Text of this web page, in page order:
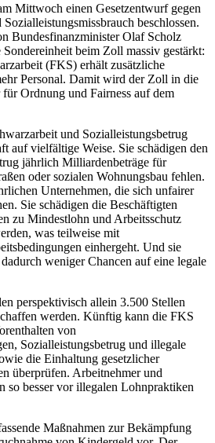
Mittwoch einen Gesetzentwurf gegen
beschlossen.
Bundesfinanzminister Olaf Scholz
beim Zoll massiv gestärkt:
(FKS) erhält zusätzliche
Personal. Damit wird der Zoll in die
für Ordnung und Fairness auf dem
und Sozialleistungsbetrug
auf vielfältige Weise. Sie schädigen den
jährlich Milliardenbeträge für
oder sozialen Wohnungsbau fehlen.
Unternehmen, die sich unfairer
Sie schädigen die Beschäftigten
zu Mindestlohn und Arbeitsschutz
was teilweise mit
einhergeht. Und sie
weniger Chancen auf eine legale
perspektivisch allein 3.500 Stellen
werden. Künftig kann die FKS
von
Sozialleistungsbetrug und illegale
die Einhaltung gesetzlicher
überprüfen. Arbeitnehmer und
so besser vor illegalen Lohnpraktiken
Maßnahmen zur Bekämpfung